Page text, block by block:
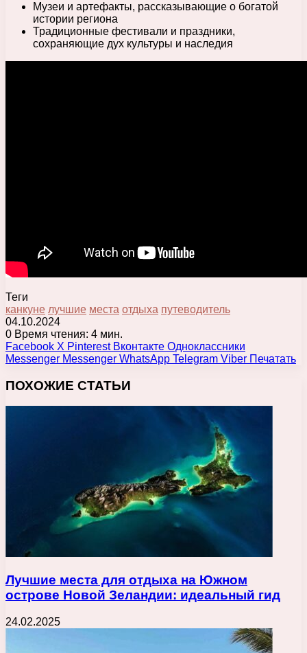
Музеи и артефакты, рассказывающие о богатой
истории региона
Традиционные фестивали и праздники,
сохраняющие дух культуры и наследия
Теги
канкуне лучшие места отдыха путеводитель
04.10.2024
0 Время чтения: 4 мин.
Facebook X Pinterest Вконтакте Одноклассники
Messenger Messenger WhatsApp Telegram Viber Печатать
ПОХОЖИЕ СТАТЬИ
Лучшие места для отдыха на Южном
острове Новой Зеландии: идеальный гид
24.02.2025